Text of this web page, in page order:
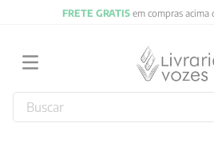
FRETE GRATISem compras acima
Buscar